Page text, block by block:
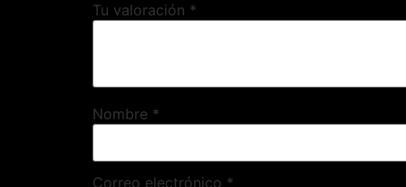
Tu valoración *
Nombre *
Correo electrónico *